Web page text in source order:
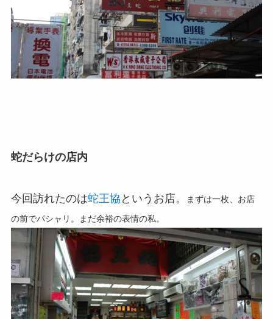
蛇だらけの店内
今回訪れたのは蛇王協 というお店。
まずは一枚、お店
の前でパシャリ。まだ余裕の表情の私。